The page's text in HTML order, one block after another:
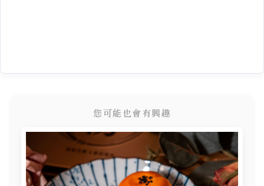
您可能也會有興趣